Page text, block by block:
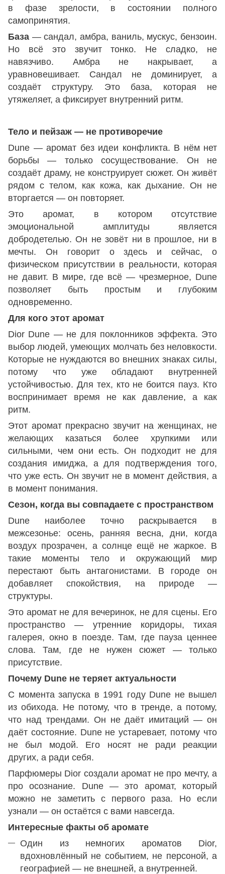
в фазе зрелости, в состоянии полного
самопринятия.
База — сандал, амбра, ваниль, мускус, бензоин.
Но всё это звучит тонко. Не сладко, не
навязчиво. Амбра не накрывает, а
уравновешивает. Сандал не доминирует, а
создаёт структуру. Это база, которая не
утяжеляет, а фиксирует внутренний ритм.
Тело и пейзаж — не противоречие
Dune — аромат без идеи конфликта. В нём нет
борьбы — только сосуществование. Он не
создаёт драму, не конструирует сюжет. Он живёт
рядом с телом, как кожа, как дыхание. Он не
вторгается — он повторяет.
Это аромат, в котором отсутствие
эмоциональной амплитуды является
добродетелью. Он не зовёт ни в прошлое, ни в
мечты. Он говорит о здесь и сейчас, о
физическом присутствии в реальности, которая
не давит. В мире, где всё — чрезмерное, Dune
позволяет быть простым и глубоким
одновременно.
Для кого этот аромат
Dior Dune — не для поклонников эффекта. Это
выбор людей, умеющих молчать без неловкости.
Которые не нуждаются во внешних знаках силы,
потому что уже обладают внутренней
устойчивостью. Для тех, кто не боится пауз. Кто
воспринимает время не как давление, а как
ритм.
Этот аромат прекрасно звучит на женщинах, не
желающих казаться более хрупкими или
сильными, чем они есть. Он подходит не для
создания имиджа, а для подтверждения того,
что уже есть. Он звучит не в момент действия, а
в момент понимания.
Сезон, когда вы совпадаете с пространством
Dune наиболее точно раскрывается в
межсезонье: осень, ранняя весна, дни, когда
воздух прозрачен, а солнце ещё не жаркое. В
такие моменты тело и окружающий мир
перестают быть антагонистами. В городе он
добавляет спокойствия, на природе —
структуры.
Это аромат не для вечеринок, не для сцены. Его
пространство — утренние коридоры, тихая
галерея, окно в поезде. Там, где пауза ценнее
слова. Там, где не нужен сюжет — только
присутствие.
Почему Dune не теряет актуальности
С момента запуска в 1991 году Dune не вышел
из обихода. Не потому, что в тренде, а потому,
что над трендами. Он не даёт имитаций — он
даёт состояние. Dune не устаревает, потому что
не был модой. Его носят не ради реакции
других, а ради себя.
Парфюмеры Dior создали аромат не про мечту, а
про осознание. Dune — это аромат, который
можно не заметить с первого раза. Но если
узнали — он остаётся с вами навсегда.
Интересные факты об аромате
Один из немногих ароматов Dior,
вдохновлённый не событием, не персоной, а
географией — не внешней, а внутренней.